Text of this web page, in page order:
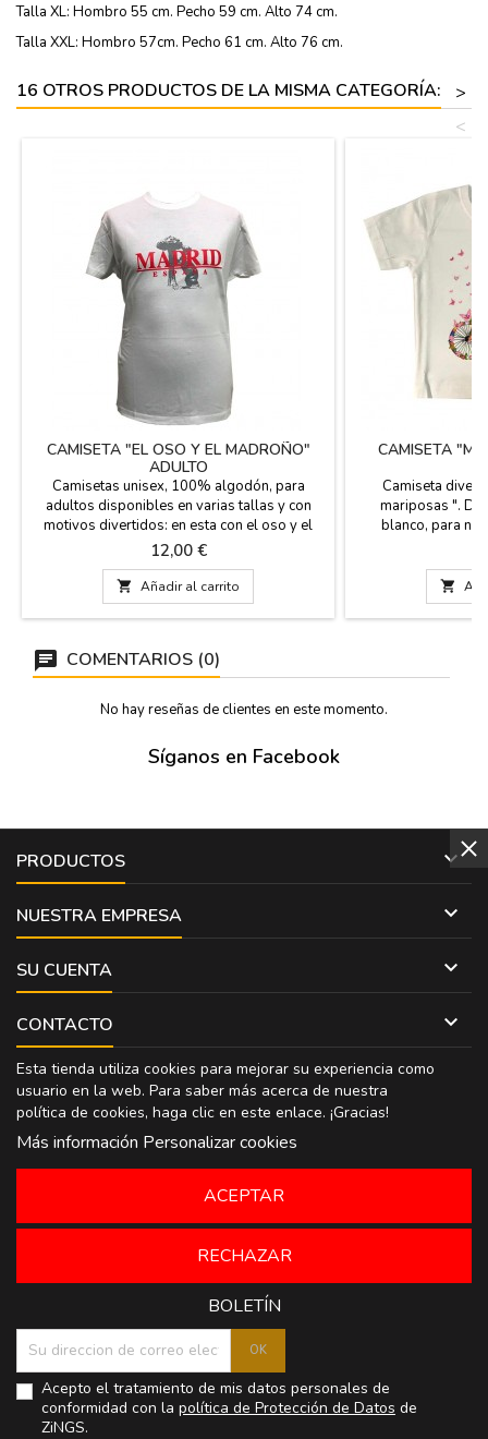
Talla XL: Hombro 55 cm. Pecho 59 cm. Alto 74 cm.
Talla XXL: Hombro 57cm. Pecho 61 cm. Alto 76 cm.
16 OTROS PRODUCTOS DE LA MISMA CATEGORÍA:
>
<
CAMISETA "EL OSO Y EL MADROÑO"
ADULTO
Camisetas unisex, 100% algodón, para
adultos disponibles en varias tallas y con
motivos divertidos: en esta con el oso y el
madroño, regalo como souvenir ideal de tu
visita a Madrid.
Precio
12,00 €
 Añadir al carrito
CAMISETA
Camiseta
mariposas ".
blanco, para

COMENTARIOS (0)
No hay reseñas de clientes en este momento.
Síganos en Facebook
PRODUCTOS 
NUESTRA EMPRESA 
SU CUENTA 
CONTACTO 
Esta tienda utiliza cookies para mejorar su experiencia como
usuario en la web. Para saber más acerca de nuestra
política de cookies, haga clic en este enlace. ¡Gracias!
Más información Personalizar cookies
RECHAZAR
ACEPTAR
BOLETÍN
Acepto el tratamiento de mis datos personales de
conformidad con la política de Protección de Datos de
ZiNGS.